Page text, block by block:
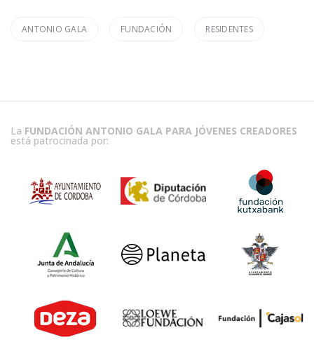
ANTONIO GALA FUNDACIÓN RESIDENTES
La FUNDACIÓN ANTONIO GALA PARA JÓVENES CREADORES
está patrocinada por: